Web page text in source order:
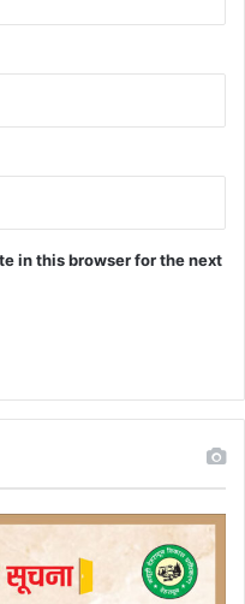
in this browser for the next